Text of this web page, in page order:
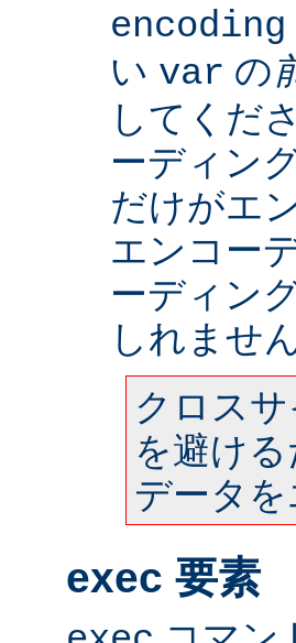
encoding
い var の
してくだ
ーディン
だけがエ
エンコー
ーディン
しれません
クロス
を避ける
データ
exec 要素